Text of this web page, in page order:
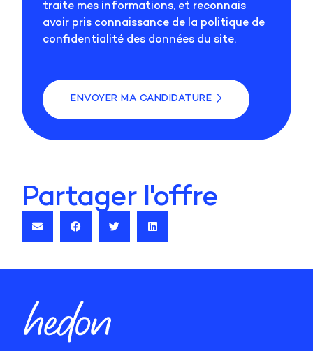
traite mes informations, et reconnais
avoir pris connaissance de la politique de
confidentialité des données du site.
ENVOYER MA CANDIDATURE
Partager l'offre